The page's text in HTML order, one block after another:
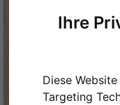
Ihre
Diese
Targeting
Zurück